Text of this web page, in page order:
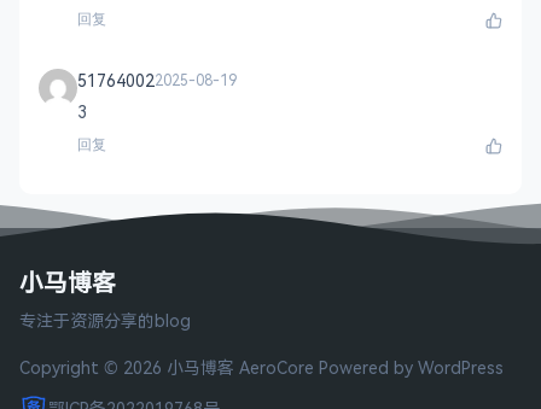
回复
517640022025-08-19
3
回复
小马博客
专注于资源分享的blog
Copyright © 2026 小马博客 AeroCore Powered by WordPress